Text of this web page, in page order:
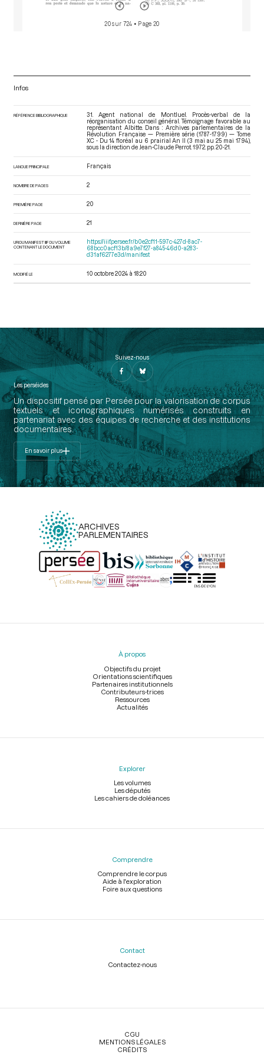
20 sur 724 • Page 20
Infos
RÉFÉRENCE BIBLIOGRAPHIQUE
31. Agent national de Montluel. Procès-verbal de la
réorganisation du conseil général. Témoignage favorable au
représentant Albitte. Dans : Archives parlementaires de la
Révolution Française — Première série (1787-1799) — Tome
XC - Du 14 floréal au 6 prairial An II (3 mai au 25 mai 1794),
sous la direction de Jean-Claude Perrot. 1972. pp. 20-21.
LANGUE PRINCIPALE Français
NOMBRE DE PAGES 2
PREMIÈRE PAGE 20
DERNIÈRE PAGE 21
URI DU MANIFEST IIIF DU VOLUME
CONTENANT LE DOCUMENT
https://iiif.persee.fr/b0e2cf11-597c-427d-8ac7-
68bcc0acf13b/8a9e7f27-a845-46d0-a283-
d31af6277e3d/manifest
MODIFIÉ LE 10 octobre 2024 à 18:20
Suivez-nous
Les perséides
Un dispositif pensé par Persée pour la valorisation de corpus
textuels et iconographiques numérisés construits en
partenariat avec des équipes de recherche et des institutions
documentaires.
En savoir plus
ARCHIVES
PARLEMENTAIRES
Menu
À propos
Objectifs du projet
Orientations scientifiques
Partenaires institutionnels
Contributeurs-trices
Ressources
Actualités
Explorer
Les volumes
Les députés
Les cahiers de doléances
Comprendre
Comprendre le corpus
Aide à l'exploration
Foire aux questions
Contact
Contactez-nous
Légal
CGU
MENTIONS LÉGALES
CRÉDITS